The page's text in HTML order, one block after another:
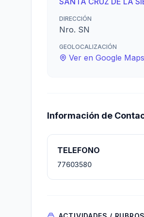
DIRECCIÓN
Nro. SN
GEOLOCALIZACIÓN
Ver en Google Maps
Información de
TELEFONO
77603580